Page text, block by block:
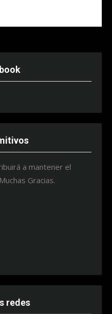
a mantener el
Gracias.
redes